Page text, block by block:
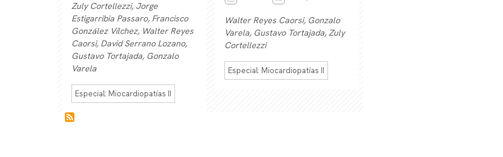
Zuly Cortellezzi, Jorge
Estigarribia Passaro, Francisco
González Vílchez, Walter Reyes
Caorsi, David Serrano Lozano,
Gustavo Tortajada, Gonzalo
Varela
Especial: Miocardiopatías II
Walter Reyes Caorsi, Gonzalo
Varela, Gustavo Tortajada, Zuly
Cortellezzi
Especial: Miocardiopatías II